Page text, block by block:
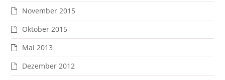
November 2015
Oktober 2015
Mai 2013
Dezember 2012